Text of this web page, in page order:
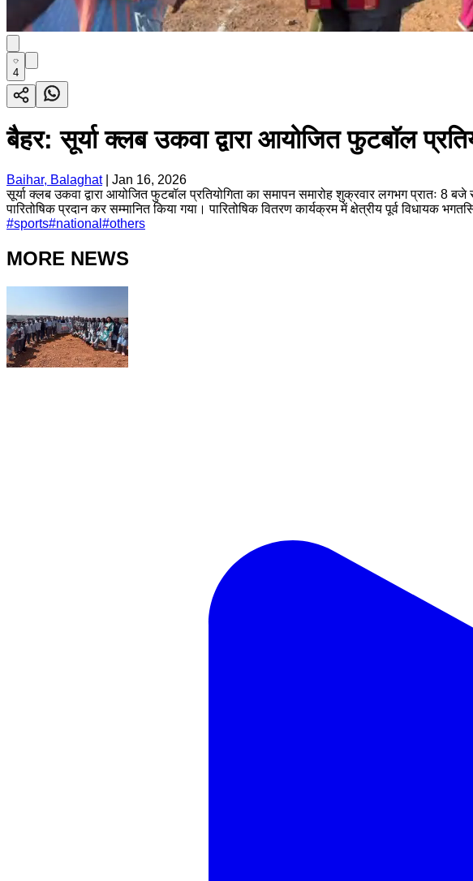
4
बैहर: सूर्या क्लब उकवा द्वारा आयोजित फुटबॉल
Baihar, Balaghat| Jan 16, 2026
सूर्या क्लब उकवा द्वारा आयोजित फुटबॉल प्रतियोगिता का समापन समारोह शुक्रवार लगभग प्रातः
पारितोषिक प्रदान कर सम्मानित किया गया। पारितोषिक वितरण कार्यक्रम में क्षेत्रीय पूर्व विधायक
#sports#national #others
MORE NEWS